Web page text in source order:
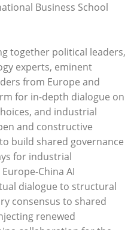
Business School
together political leaders,
experts, eminent
from Europe and
for in-depth dialogue on
and industrial
and constructive
build shared governance
for industrial
China AI
dialogue to structural
consensus to shared
renewed